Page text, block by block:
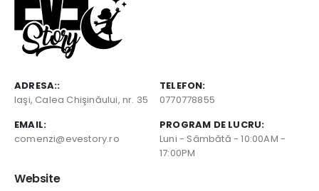
ADRESA::
Iaşi, Calea Chişinăului, nr. 35
TELEFON:
0770778855
EMAIL:
comenzi@evestory.ro
PROGRAM DE LUCRU:
Luni - Sâmbătă - 10:00AM -
17:00PM
Website